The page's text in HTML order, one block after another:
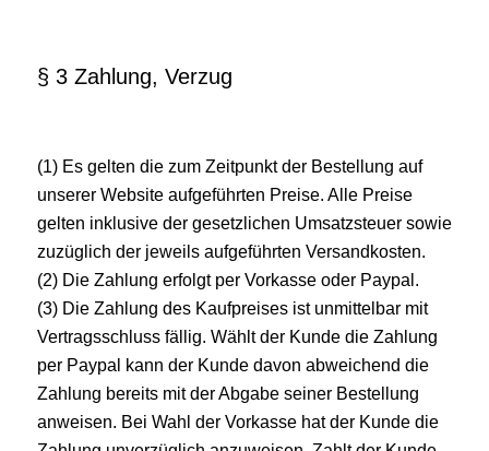
§ 3 Zahlung, Verzug
(1) Es gelten die zum Zeitpunkt der Bestellung auf
unserer Website aufgeführten Preise. Alle Preise
gelten inklusive der gesetzlichen Umsatzsteuer sowie
zuzüglich der jeweils aufgeführten Versandkosten.
(2) Die Zahlung erfolgt per Vorkasse oder Paypal.
(3) Die Zahlung des Kaufpreises ist unmittelbar mit
Vertragsschluss fällig. Wählt der Kunde die Zahlung
per Paypal kann der Kunde davon abweichend die
Zahlung bereits mit der Abgabe seiner Bestellung
anweisen. Bei Wahl der Vorkasse hat der Kunde die